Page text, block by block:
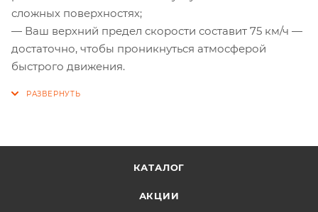
сложных поверхностях;
— Ваш верхний предел скорости составит 75 км/ч —
достаточно, чтобы проникнуться атмосферой
быстрого движения.
КАТАЛОГ
АКЦИИ